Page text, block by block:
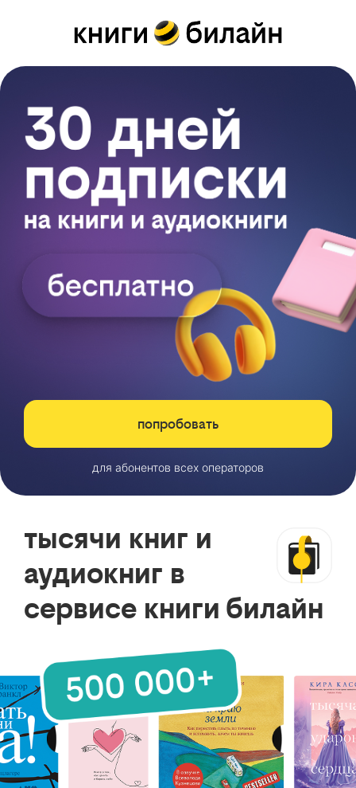
попробовать
для абонентов всех операторов
тысячи книг и
аудиокниг в
сервисе книги билайн